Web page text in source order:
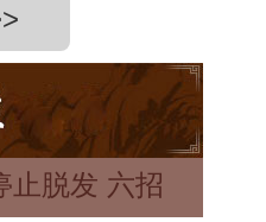
止脱发 六招